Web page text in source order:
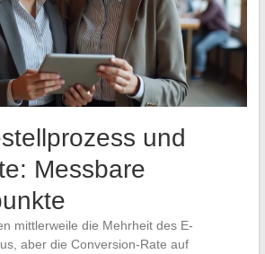
und
Messbare
mittlerweile die Mehrheit des E-
aber die Conversion-Rate auf